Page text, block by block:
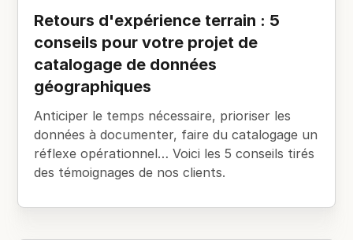
Retours d'expérience terrain : 5
conseils pour votre projet de
catalogage de données
géographiques
Anticiper le temps nécessaire, prioriser les
données à documenter, faire du catalogage un
réflexe opérationnel… Voici les 5 conseils tirés
des témoignages de nos clients.